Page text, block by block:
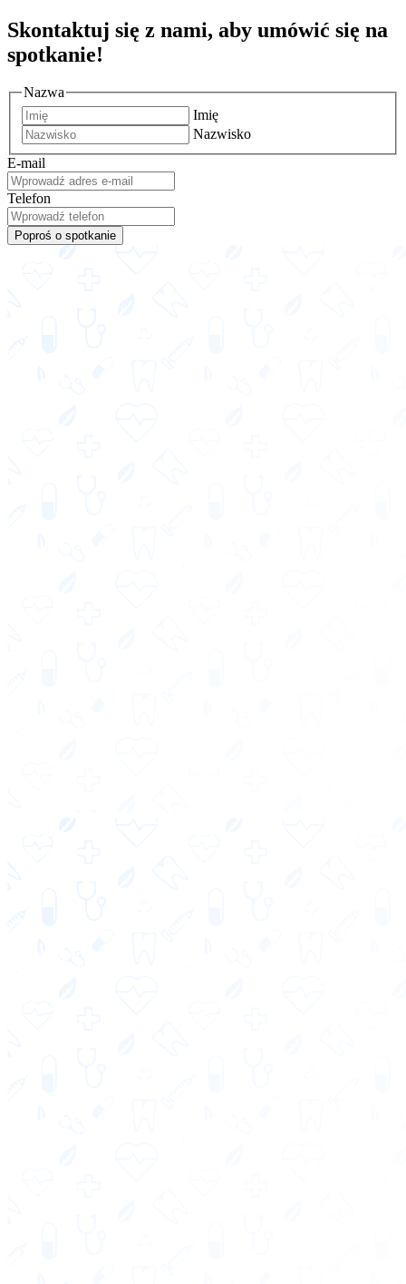
Skontaktuj się z nami, aby umówić się na
spotkanie!
Nazwa
Imię
Nazwisko
E-mail
Telefon